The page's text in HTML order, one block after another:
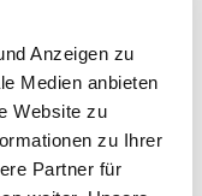
Anzeigen zu
Medien anbieten
Website zu
zu Ihrer
Partner für
sensible
der Hand
in
sie vom
nötig
so